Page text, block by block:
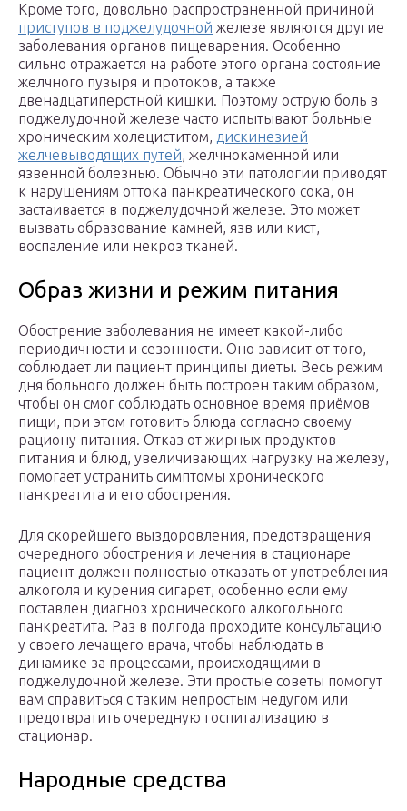
Кроме того, довольно распространенной причиной
приступов в поджелудочной железе являются другие
заболевания органов пищеварения. Особенно
сильно отражается на работе этого органа состояние
желчного пузыря и протоков, а также
двенадцатиперстной кишки. Поэтому острую боль в
поджелудочной железе часто испытывают больные
хроническим холециститом, дискинезией
желчевыводящих путей, желчнокаменной или
язвенной болезнью. Обычно эти патологии приводят
к нарушениям оттока панкреатического сока, он
застаивается в поджелудочной железе. Это может
вызвать образование камней, язв или кист,
воспаление или некроз тканей.
Образ жизни и режим питания
Обострение заболевания не имеет какой-либо
периодичности и сезонности. Оно зависит от того,
соблюдает ли пациент принципы диеты. Весь режим
дня больного должен быть построен таким образом,
чтобы он смог соблюдать основное время приёмов
пищи, при этом готовить блюда согласно своему
рациону питания. Отказ от жирных продуктов
питания и блюд, увеличивающих нагрузку на железу,
помогает устранить симптомы хронического
панкреатита и его обострения.
Для скорейшего выздоровления, предотвращения
очередного обострения и лечения в стационаре
пациент должен полностью отказать от употребления
алкоголя и курения сигарет, особенно если ему
поставлен диагноз хронического алкогольного
панкреатита. Раз в полгода проходите консультацию
у своего лечащего врача, чтобы наблюдать в
динамике за процессами, происходящими в
поджелудочной железе. Эти простые советы помогут
вам справиться с таким непростым недугом или
предотвратить очередную госпитализацию в
стационар.
Народные средства